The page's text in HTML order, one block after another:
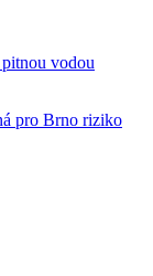
vodou
pro Brno riziko